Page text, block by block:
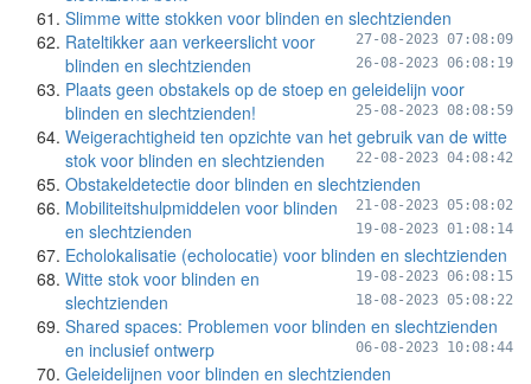
Slimme witte stokken voor blinden en slechtzienden
27-08-2023 07:08:09
Rateltikker aan verkeerslicht voor
blinden en slechtzienden
26-08-2023 06:08:19
Plaats geen obstakels op de stoep en geleidelijn voor
blinden en slechtzienden!
25-08-2023 08:08:59
Weigerachtigheid ten opzichte van het gebruik van de witte
stok voor blinden en slechtzienden
22-08-2023 04:08:42
Obstakeldetectie door blinden en slechtzienden
21-08-2023 05:08:02
Mobiliteitshulpmiddelen voor blinden
en slechtzienden
19-08-2023 01:08:14
Echolokalisatie (echolocatie) voor blinden en slechtzienden
19-08-2023 06:08:15
Witte stok voor blinden en
slechtzienden
18-08-2023 05:08:22
Shared spaces: Problemen voor blinden en slechtzienden
en inclusief ontwerp
06-08-2023 10:08:44
Geleidelijnen voor blinden en slechtzienden